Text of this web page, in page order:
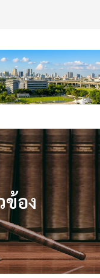
ข้อง